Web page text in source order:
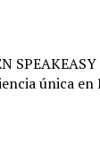
única